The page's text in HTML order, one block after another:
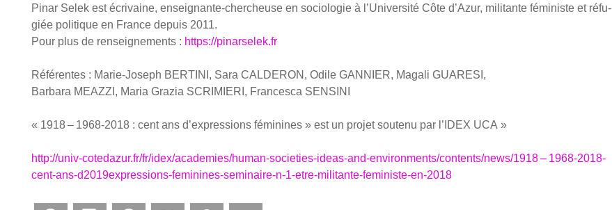
Pinar Selek est écri­vaine, ensei­gnante-cher­cheuse en socio­lo­gie à l’Université Côte d’Azur, mili­tante fémi­niste et réfu­
giée poli­tique en France depuis 2011.
Pour plus de ren­sei­gne­ments : https://pinarselek.fr
Réfé­rentes : Marie-Joseph BERTINI, Sara CALDERON, Odile GANNIER, Maga­li GUARESI,
Bar­ba­ra MEAZZI, Maria Gra­zia SCRIMIERI, Fran­ces­ca SENSINI
« 1918 – 1968-2018 : cent ans d’expressions fémi­nines » est un pro­jet sou­te­nu par l’IDEX UCA »
http://univ-cotedazur.fr/fr/idex/academies/human-societies-ideas-and-environments/contents/news/1918 – 1968-2018-
cent-ans-d2019ex­pres­sions-femi­nines-semi­naire-n-1-etre-mili­tante-femi­niste-en-2018